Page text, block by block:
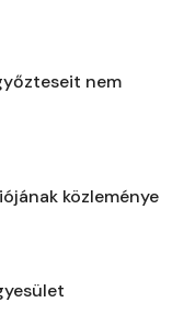
nem
közleménye